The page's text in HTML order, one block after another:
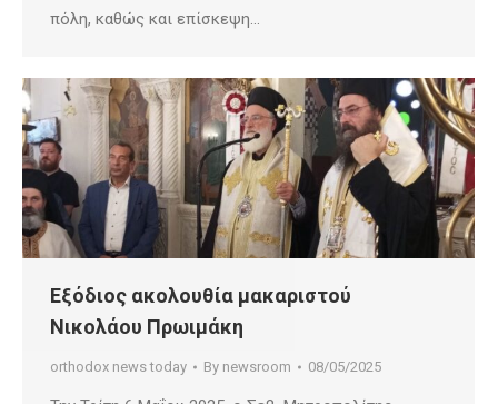
πόλη, καθώς και επίσκεψη…
Εξόδιος ακολουθία μακαριστού
Νικολάου Πρωιμάκη
orthodox news today By newsroom 08/05/2025